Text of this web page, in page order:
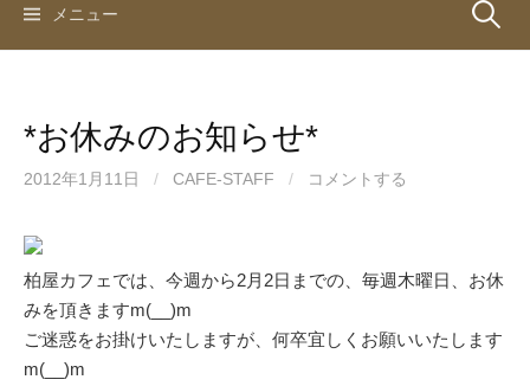
メニュー 検
*お休みのお知らせ*
2012年1月11日 / CAFE-STAFF / コメントする
柏屋カフェでは、今週から2月2日までの、毎週木曜日、お休
みを頂きますm(__)m
ご迷惑をお掛けいたしますが、何卒宜しくお願いいたします
m(__)m